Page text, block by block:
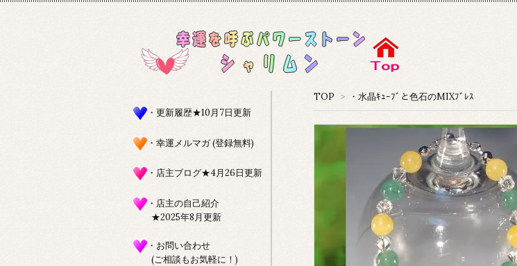
TOP > ・水晶ｷｭｰﾌﾞと色石のMIXﾌﾞﾚｽ
・更新履歴★10月7日更新
・幸運メルマガ (登録無料)
・店主ブログ★4月26日更新
・店主の自己紹介
★2025年8月更新
・お問い合わせ
(ご相談もお気軽に！)